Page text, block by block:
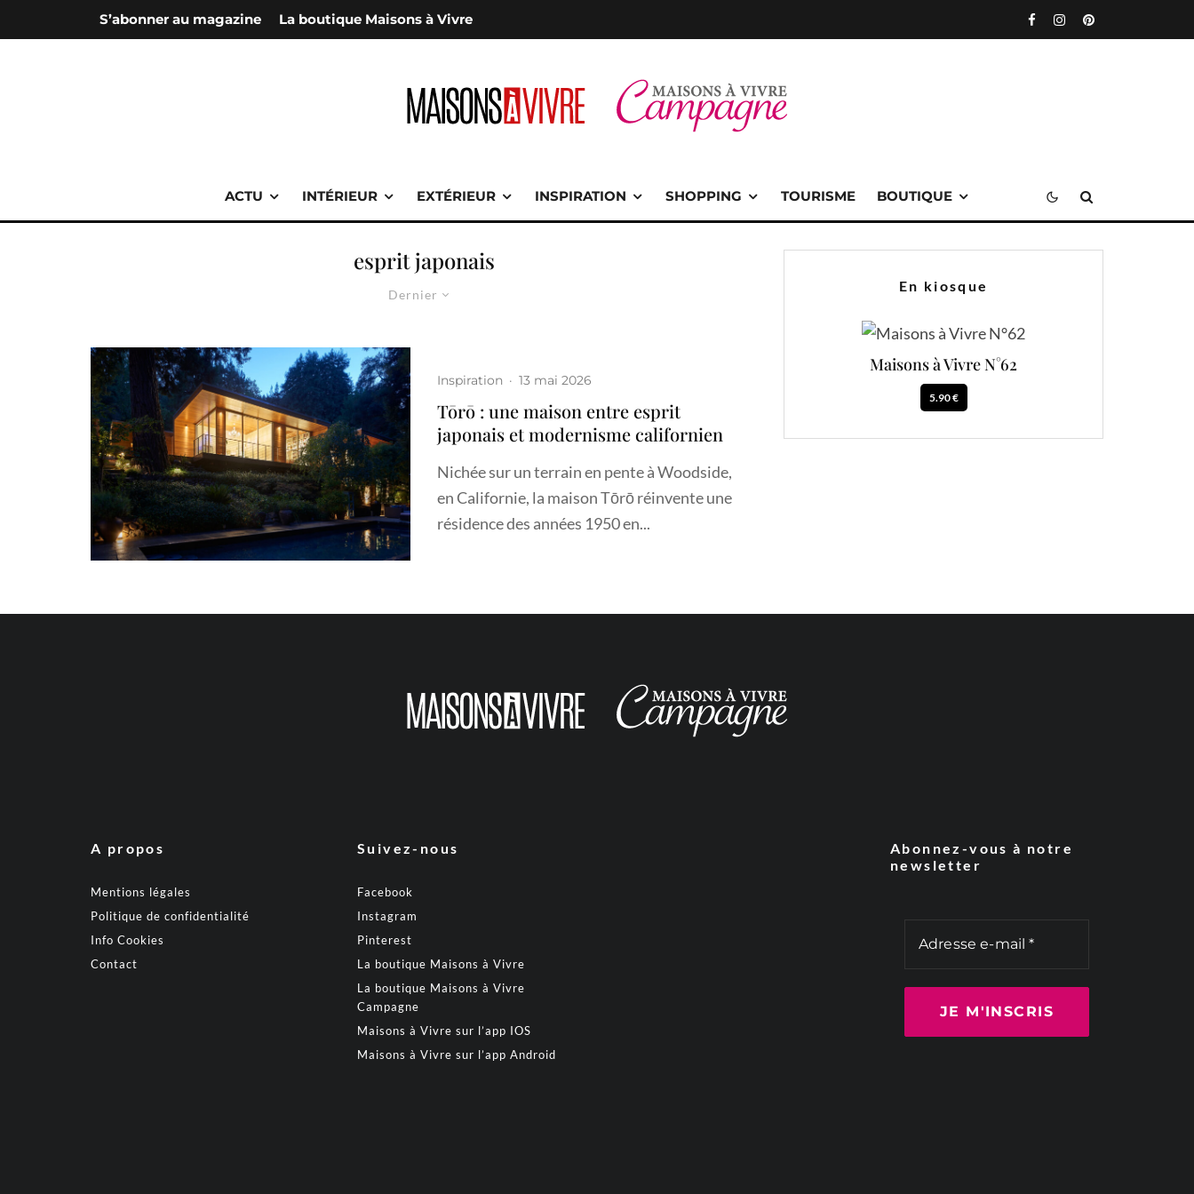
S’abonner au magazine La boutique Maisons à Vivre
ACTU INTÉRIEUR EXTÉRIEUR INSPIRATION SHOPPING TOURISME BOUTIQUE
esprit japonais
Dernier
Inspiration · 13 mai 2026
Tōrō : une maison entre esprit
japonais et modernisme californien
Nichée sur un terrain en pente à Woodside,
en Californie, la maison Tōrō réinvente une
résidence des années 1950 en...
En kiosque
Maisons à Vivre N°62
5.90 €
A propos
Mentions légales
Politique de confidentialité
Info Cookies
Contact
Suivez-nous
Facebook
Instagram
Pinterest
La boutique Maisons à Vivre
La boutique Maisons à Vivre
Campagne
Maisons à Vivre sur l’app IOS
Maisons à Vivre sur l’app Android
Abonnez-vous à notre
newsletter